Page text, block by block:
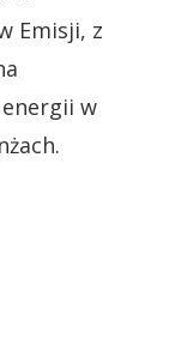
Emisji, z
w